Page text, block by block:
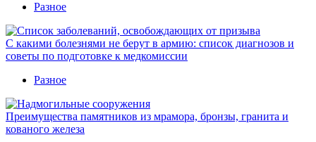
Разное
С какими болезнями не берут в армию: список диагнозов и
советы по подготовке к медкомиссии
Разное
Преимущества памятников из мрамора, бронзы, гранита и
кованого железа